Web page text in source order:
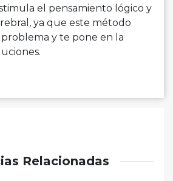
el pensamiento lógico y
ya que este método
y te pone en la
Relacionadas